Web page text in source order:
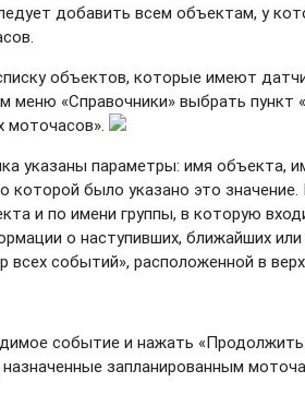
добавить всем объектам, у
объектов, которые имеют
«Справочники» выбрать пункт
моточасов».
указаны параметры: имя объекта,
которой было указано это
и по имени группы, в которую
о наступивших, ближайших
событий», расположенной в
событие и нажать
запланированным